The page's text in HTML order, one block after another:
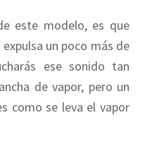
este modelo, es que
un poco más de
ese sonido tan
de vapor, pero un
como se leva el vapor